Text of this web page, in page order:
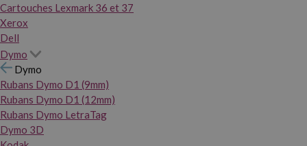
Cartouches Lexmark 36 et 37
Xerox
Dell
Dymo
Dymo
Rubans Dymo D1 (9mm)
Rubans Dymo D1 (12mm)
Rubans Dymo LetraTag
Dymo 3D